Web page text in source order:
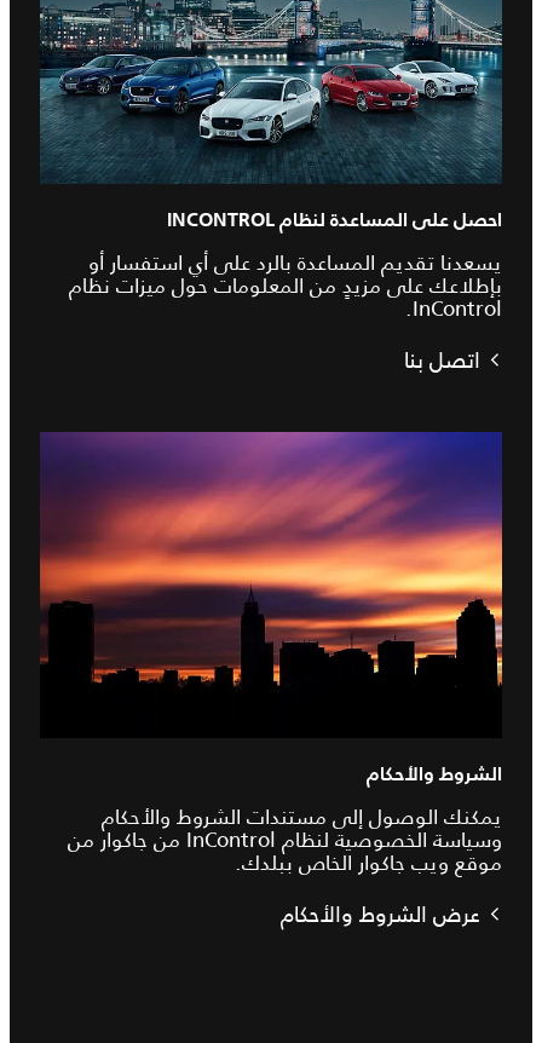
احصل على المساعدة لنظام INCONTROL
يسعدنا تقديم المساعدة بالرد على أي استفسار أو
بإطلاعك على مزيدٍ من المعلومات حول ميزات نظام
InControl.
اتصل بنا
الشروط والأحكام
يمكنك الوصول إلى مستندات الشروط والأحكام
وسياسة الخصوصية لنظام InControl من جاكوار من
موقع ويب جاكوار الخاص ببلدك.
عرض الشروط والأحكام